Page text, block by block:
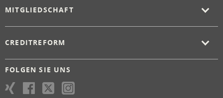
MITGLIEDSCHAFT
CREDITREFORM
FOLGEN SIE UNS